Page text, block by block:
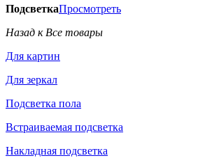
ПодсветкаПросмотреть
Назад к Все товары
Для картин
Для зеркал
Подсветка пола
Встраиваемая подсветка
Накладная подсветка